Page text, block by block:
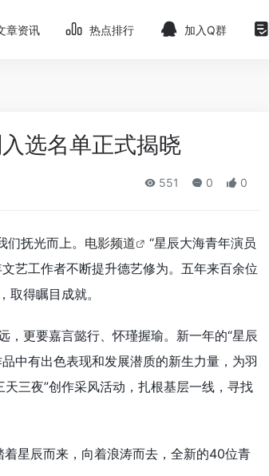
章资讯 热点排行 加入Q群
选名单正式揭晓
551 0 0
们抚光而上。 电影频道
“星辰大海青年演员
艺工作者不断提升德艺修为。五年来百余位
得瞩目成就。
，更要嘉言懿行、怀瑾握瑜。新一年的“星辰
中有出色表现和发展潜质的新生力量，为羽
三夜”创作采风活动，扎根基层一线，寻找
着星辰而来，向着浪涛而去，全新的40位青